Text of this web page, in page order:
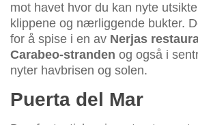
mot havet hvor du kan nyte
klippene og nærliggende bukter.
for å spise i en av Nerjas
Carabeo-stranden og også i
nyter havbrisen og solen.
Puerta del Mar